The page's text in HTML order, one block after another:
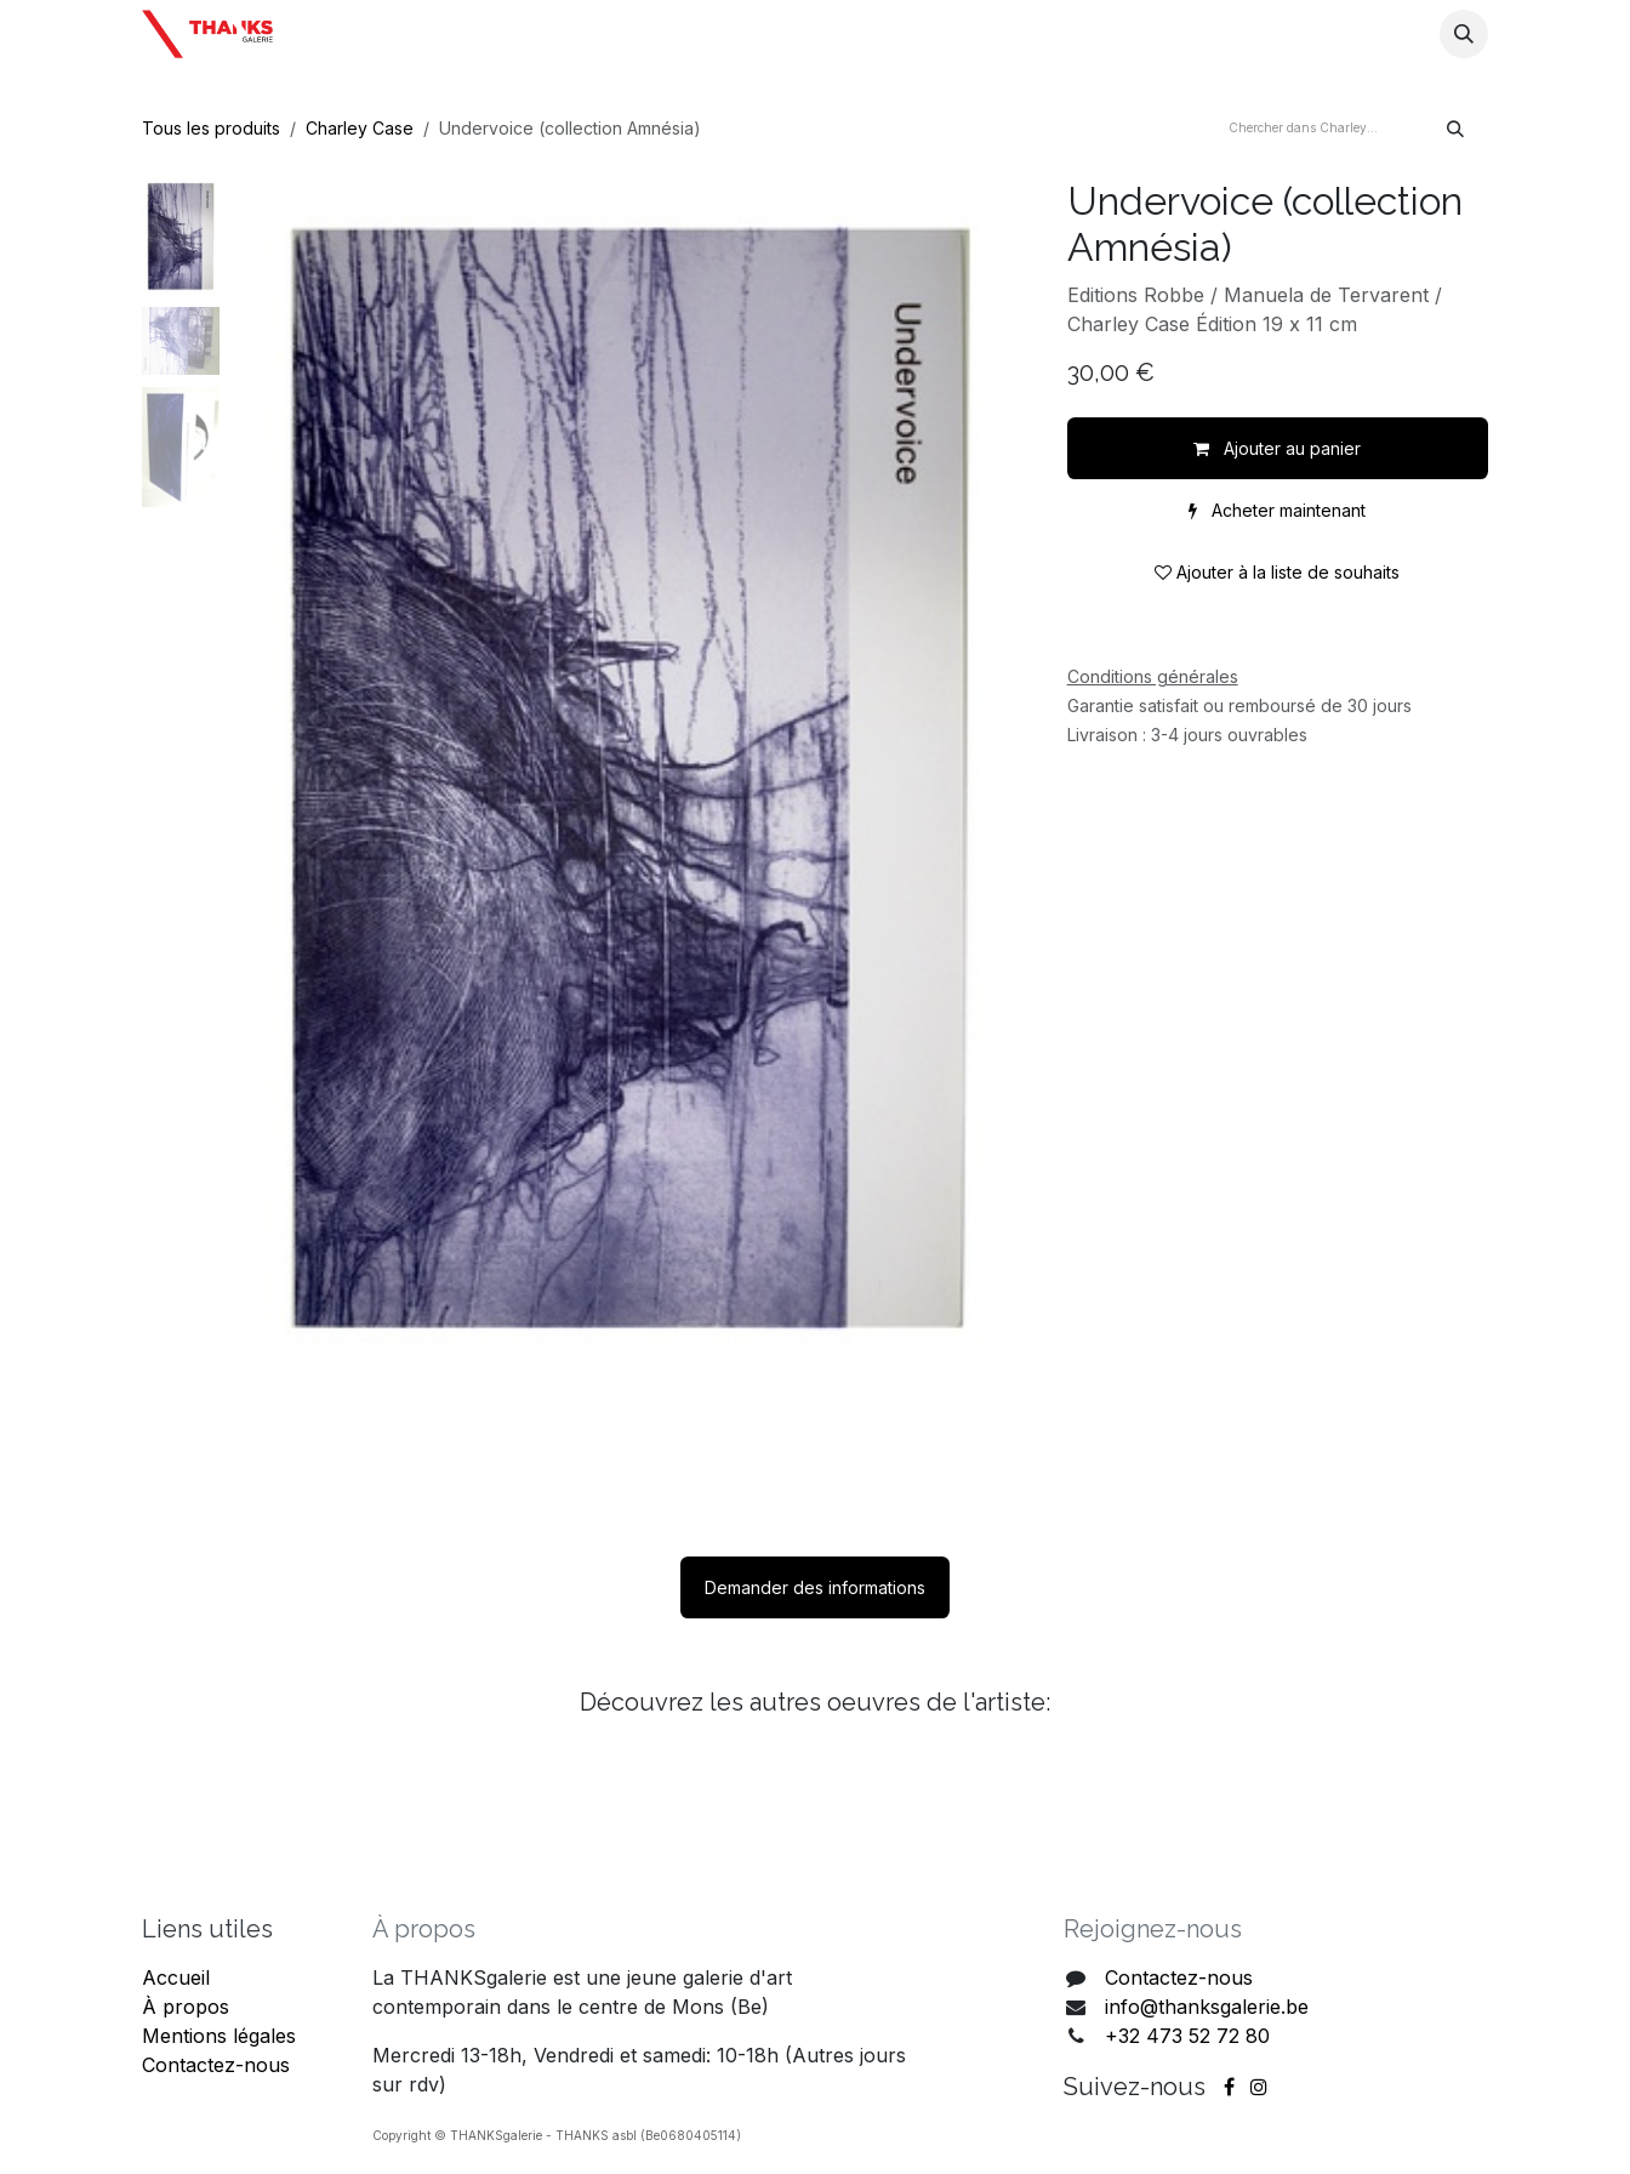
Se rendre au contenu
Tous les produits Charley Case Undervoice (collection Amnésia)
Undervoice (collection
Amnésia)
Editions Robbe / Manuela de Tervarent /
Charley Case Édition 19 x 11 cm
30,00 €
Ajouter au panier
Acheter maintenant
Ajouter à la liste de souhaits
Conditions générales
Garantie satisfait ou remboursé de 30 jours
Livraison : 3-4 jours ouvrables
Demander des informations
Découvrez les autres oeuvres de l'artiste:
Liens utiles
Accueil
À propos
Mentions légales
Contactez-nous
À propos
La THANKSgalerie est une jeune galerie d'art
contemporain dans le centre de Mons (Be)
Mercredi 13-18h, Vendredi et samedi: 10-18h (Autres jours
sur rdv)
Copyright © THANKSgalerie - THANKS asbl (Be0680405114)
Rejoig​nez-nous
Contactez-nous
info@thanksgalerie.be
+32 473 52 72 80
Suivez-nous